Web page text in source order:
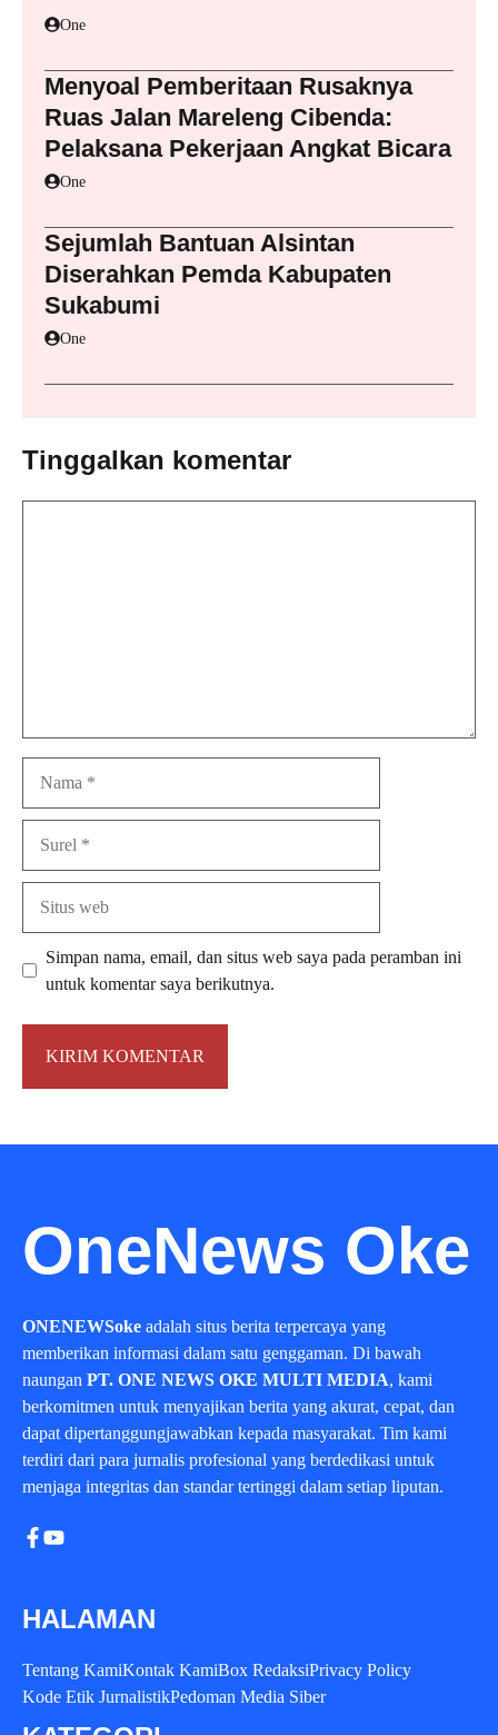
One
Menyoal Pemberitaan Rusaknya
Ruas Jalan Mareleng Cibenda:
Pelaksana Pekerjaan Angkat Bicara
One
Sejumlah Bantuan Alsintan
Diserahkan Pemda Kabupaten
Sukabumi
One
Tinggalkan komentar
Simpan nama, email, dan situs web saya pada peramban ini
untuk komentar saya berikutnya.
OneNews Oke
ONENEWSoke adalah situs berita terpercaya yang
memberikan informasi dalam satu genggaman. Di bawah
naungan PT. ONE NEWS OKE MULTI MEDIA, kami
berkomitmen untuk menyajikan berita yang akurat, cepat, dan
dapat dipertanggungjawabkan kepada masyarakat. Tim kami
terdiri dari para jurnalis profesional yang berdedikasi untuk
menjaga integritas dan standar tertinggi dalam setiap liputan.
HALAMAN
Tentang KamiKontak KamiBox RedaksiPrivacy Policy
Kode Etik JurnalistikPedoman Media Siber